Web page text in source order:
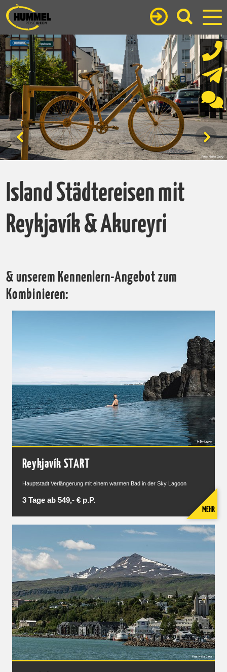
Island Städtereisen mit
Reykjavík & Akureyri
& unserem Kennenlern-Angebot zum
Kombinieren:
Reykjavík START
Hauptstadt Verlängerung mit einem warmen Bad in der Sky Lagoon
3 Tage ab 549,- € p.P.
MEHR